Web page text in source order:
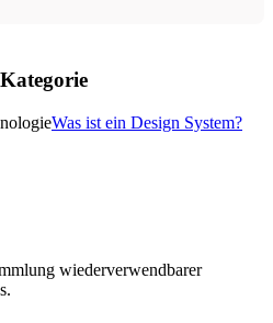
Was ist ein Design System?
wiederverwendbarer